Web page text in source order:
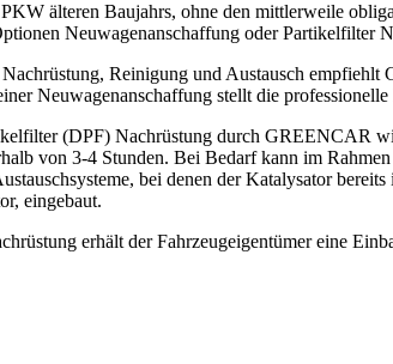
älteren Baujahrs, ohne den mittlerweile
Neuwagenanschaffung oder Partikelfilter
Reinigung und Austausch
Neuwagenanschaffung stellt die
(DPF) Nachrüstung durch GREENCAR
von 3-4 Stunden. Bei Bedarf kann im
bei denen der Katalysator
eingebaut.
erhält der Fahrzeugeigentümer eine